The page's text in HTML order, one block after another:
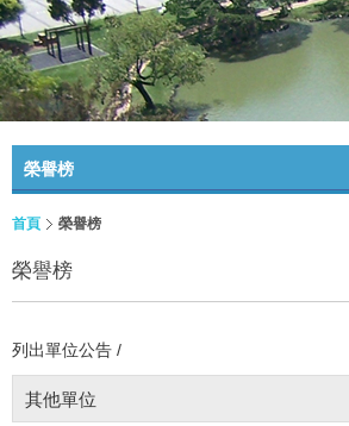
榮譽榜
首頁 榮譽榜
榮譽榜
列出單位公告 /
其他單位